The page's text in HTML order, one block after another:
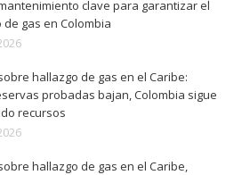
clave para garantizar el
gas en Colombia
hallazgo de gas en el Caribe:
probadas bajan, Colombia sigue
recursos
hallazgo de gas en el Caribe,